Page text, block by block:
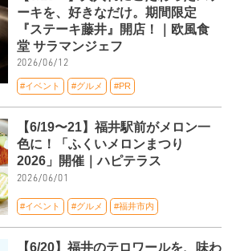
ーキを、好きなだけ。期間限定
『ステーキ藤井』開店！｜欧風食
堂 サラマンジェフ
2026/06/12
#イベント #グルメ #PR
【6/19〜21】福井駅前がメロン一
色に！「ふくいメロンまつり
2026」開催｜ハピテラス
2026/06/01
#イベント #グルメ #福井市内
【6/20】福井のテロワールを、味わ